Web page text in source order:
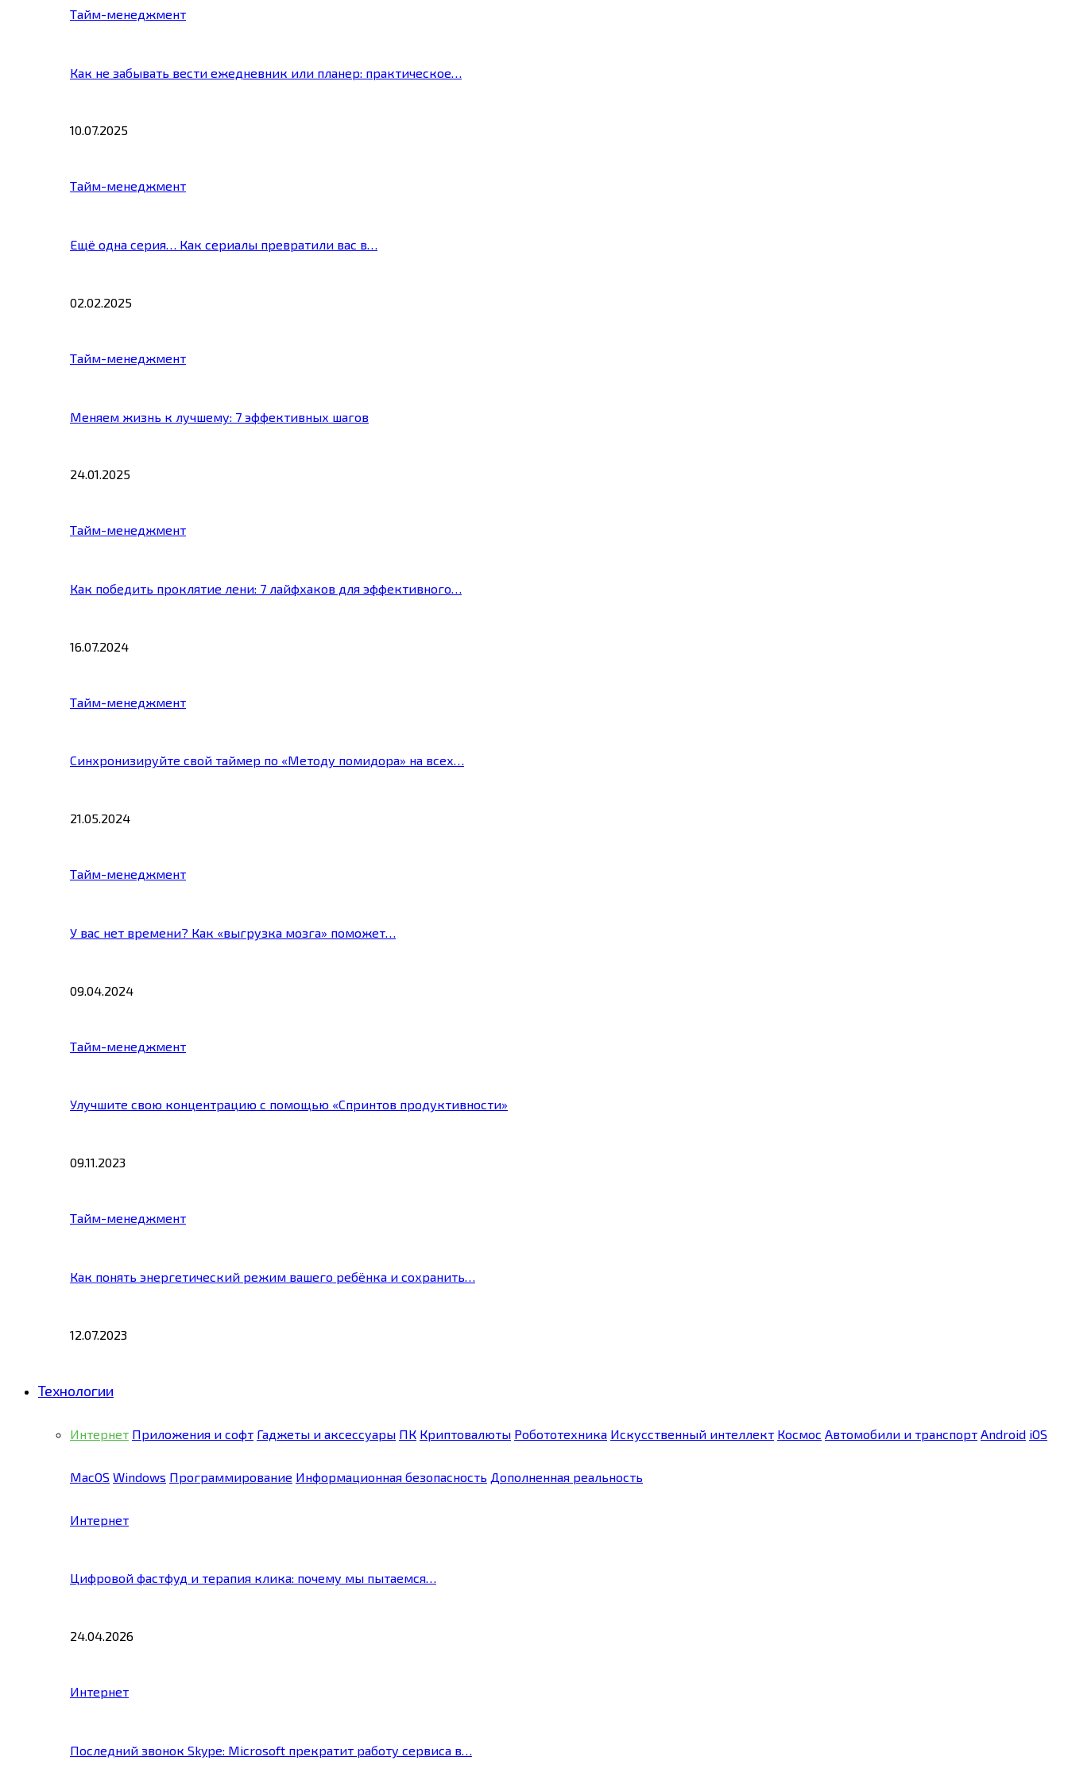
Тайм-менеджмент
Как не забывать вести ежедневник или планер: практическое…
10.07.2025
Тайм-менеджмент
Ещё одна серия… Как сериалы превратили вас в…
02.02.2025
Тайм-менеджмент
Меняем жизнь к лучшему: 7 эффективных шагов
24.01.2025
Тайм-менеджмент
Как победить проклятие лени: 7 лайфхаков для эффективного…
16.07.2024
Тайм-менеджмент
Синхронизируйте свой таймер по «Методу помидора» на всех…
21.05.2024
Тайм-менеджмент
У вас нет времени? Как «выгрузка мозга» поможет…
09.04.2024
Тайм-менеджмент
Улучшите свою концентрацию с помощью «Спринтов продуктивности»
09.11.2023
Тайм-менеджмент
Как понять энергетический режим вашего ребёнка и сохранить…
12.07.2023
Технологии
Интернет Приложения и софт Гаджеты и аксессуары ПК Криптовалюты Робототехника Искусственный интеллект Космос Автомобили и транспорт Android iOS
MacOS Windows Программирование Информационная безопасность Дополненная реальность
Интернет
Цифровой фастфуд и терапия клика: почему мы пытаемся…
24.04.2026
Интернет
Последний звонок Skype: Microsoft прекратит работу сервиса в…